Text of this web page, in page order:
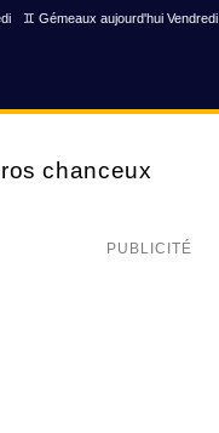
♊ Gémeaux aujourd'hui Vendredi
chanceux